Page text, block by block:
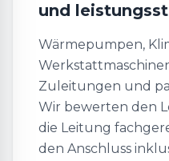
und
Wärmepumpen,
Zuleitungen und
Wir bewerten den
die Leitung
den Anschluss